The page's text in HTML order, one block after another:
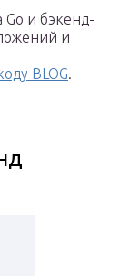
и бэкенд-
и
BLOG.